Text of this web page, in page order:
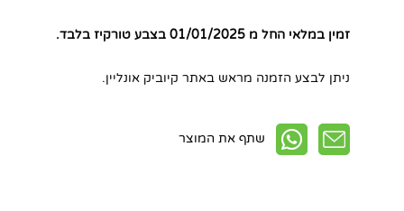
זמין במלאי החל מ 01/01/2025 בצבע טורקיז בלבד.
ניתן לבצע הזמנה מראש באתר קיוביק אונליין.
שתף את המוצר